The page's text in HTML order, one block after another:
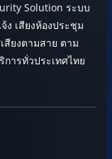
Solution ระบบ
ง เสียงห้องประชุม
สียงตามสาย ตาม
ารทั่วประเทศไทย